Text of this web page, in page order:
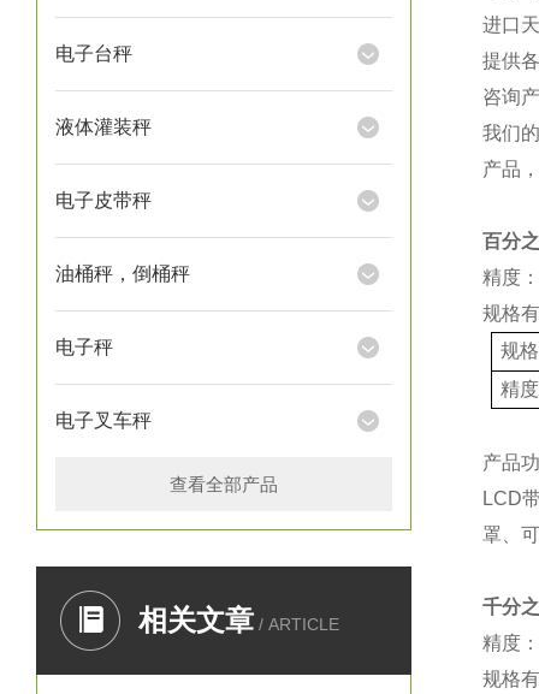
电子台秤
液体灌装秤
电子皮带秤
油桶秤，倒桶秤
电子秤
电子叉车秤
查看全部产品
相关文章 / ARTICLE
进口
提供
咨询
我们
产品
百分
精度
规格
规格
精度
产品
LCD
罩、
千分
精度
规格